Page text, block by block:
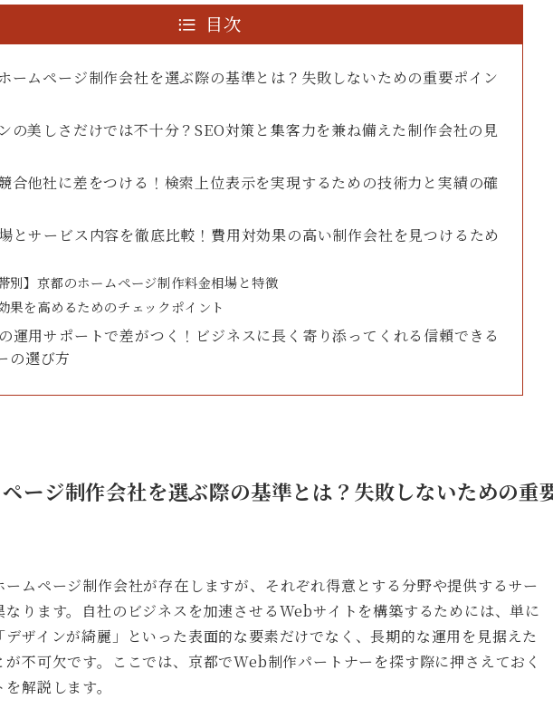
目次
ームページ制作会社を選ぶ際の基準とは？失敗しないための重要ポイン
の美しさだけでは不十分？SEO対策と集客力を兼ね備えた制作会社の見
合他社に差をつける！検索上位表示を実現するための技術力と実績の確
とサービス内容を徹底比較！費用対効果の高い制作会社を見つけるため
別】京都のホームページ制作料金相場と特徴
果を高めるためのチェックポイント
運用サポートで差がつく！ビジネスに長く寄り添ってくれる信頼できる
の選び方
ージ制作会社を選ぶ際の基準とは？失敗しないための重
ムページ制作会社が存在しますが、それぞれ得意とする分野や提供するサー
なります。自社のビジネスを加速させるWebサイトを構築するためには、単に
デザインが綺麗」といった表面的な要素だけでなく、長期的な運用を見据えた
不可欠です。ここでは、京都でWeb制作パートナーを探す際に押さえておく
解説します。